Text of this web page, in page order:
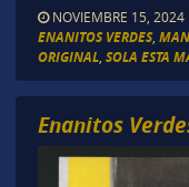
NOVIEMBRE 15, 2024
ENANITOS VERDES,
ORIGINAL, SOLA ESTA
Enanitos